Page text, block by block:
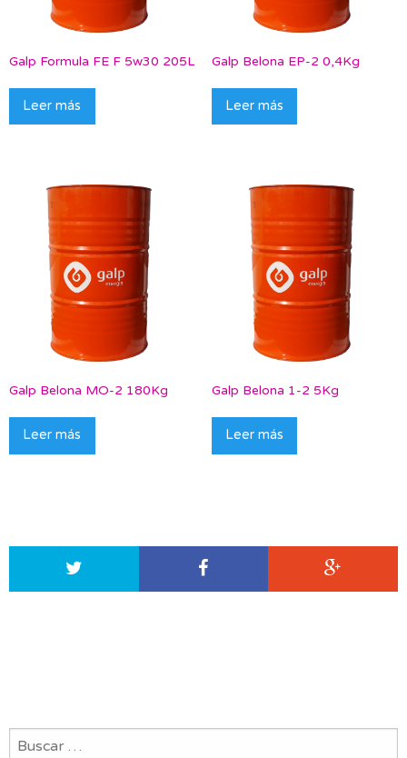
Galp Formula FE F 5w30 205L
Leer más
Galp Belona EP-2 0,4Kg
Leer más
Galp Belona MO-2 180Kg
Leer más
Galp Belona 1-2 5Kg
Leer más